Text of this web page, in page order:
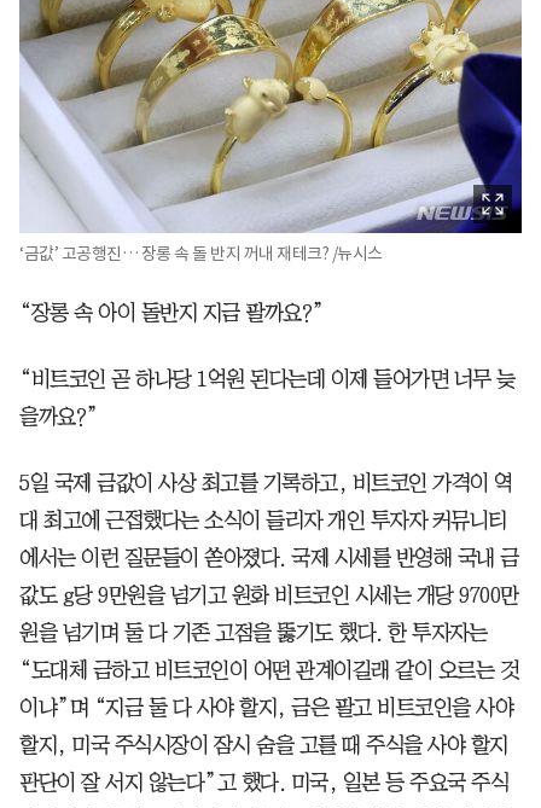
‘금값’ 고공행진… 장롱 속 돌 반지 꺼내 재테크? /뉴시스
“장롱 속 아이 돌반지 지금 팔까요?”
“비트코인 곧 하나당 1억원 된다는데 이제 들어가면 너무 늦
을까요?”
5일 국제 금값이 사상 최고를 기록하고, 비트코인 가격이 역
대 최고에 근접했다는 소식이 들리자 개인 투자자 커뮤니티
에서는 이런 질문들이 쏟아졌다. 국제 시세를 반영해 국내 금
값도 g당 9만원을 넘기고 원화 비트코인 시세는 개당 9700만
원을 넘기며 둘 다 기존 고점을 뚫기도 했다. 한 투자자는
“도대체 금하고 비트코인이 어떤 관계이길래 같이 오르는 것
이냐”며 “지금 둘 다 사야 할지, 금은 팔고 비트코인을 사야
할지, 미국 주식시장이 잠시 숨을 고를 때 주식을 사야 할지
판단이 잘 서지 않는다”고 했다. 미국, 일본 등 주요국 주식